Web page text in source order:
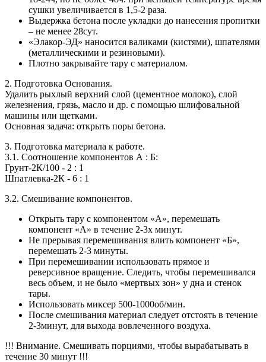
сушки увеличивается в 1,5-2 раза.
Выдержка бетона после укладки до нанесения пропитки
– не менее 28сут.
«Элакор-ЭД» наносится валиками (кистями), шпателями
(металлическими и резиновыми).
Плотно закрывайте тару с материалом.
2. Подготовка Основания.
Удалить рыхлый верхний слой (цементное молоко), слой
железнения, грязь, масло и др. с помощью шлифовальной
машины или щетками.
Основная задача: открыть поры бетона.
3. Подготовка материала к работе.
3.1. Соотношение компонентов А : Б:
Грунт-2К/100 - 2 : 1
Шпатлевка-2К - 6 : 1
3.2. Смешивание компонентов.
Открыть тару с компонентом «А», перемешать
компонент «А» в течение 2-3х минут.
Не прерывая перемешивания влить компонент «Б»,
перемешать 2-3 минуты.
При перемешивании использовать прямое и
реверсивное вращение. Следить, чтобы перемешивался
весь объем, и не было «мертвых зон» у дна и стенок
тары.
Использовать миксер 500-1000об/мин.
После смешивания материал следует отстоять в течение
2-3минут, для выхода вовлеченного воздуха.
!!! Внимание. Смешивать порциями, чтобы вырабатывать в
течение 30 минут !!!